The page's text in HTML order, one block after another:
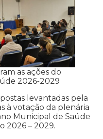
as ações do
2026-2029
levantadas pela
à votação da plenária
Municipal de Saúde
2026 – 2029.